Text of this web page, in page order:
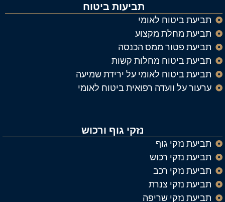
תביעות ביטוח
תביעת ביטוח לאומי
תביעת מחלת מקצוע
תביעת פטור ממס הכנסה
תביעת ביטוח מחלות קשות
תביעת ביטוח לאומי על ירידת שמיעה
ערעור על וועדה רפואית ביטוח לאומי
נזקי גוף ורכוש
תביעת נזקי גוף
תביעת נזקי רכוש
תביעת נזקי רכב
תביעת נזקי צנרת
תביעת נזקי שריפה